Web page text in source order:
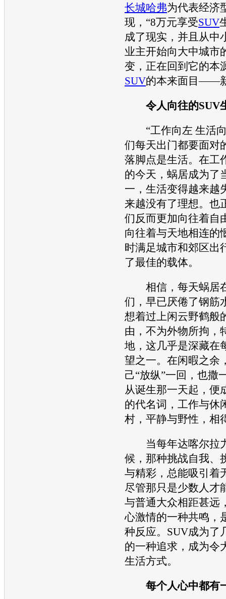
长城哈弗为代表经济
现，“8万元享受SUV
成了现实，并且从中
业主开始向大中城市
变，正在回到它的本
SUV的本来面目——
令人向往的SUV
“工作向左 生活向
们每天出门都要面对
落脚点是生活。在工
的今天，蜗居成为了
一，生活变得越来越
来越没有了理想。也
们反而更加向往着自
向往着与天地相连的
时满足城市和郊区出
了最佳的载体。
相信，每天蜗居
们，早已厌倦了钢筋
想着过上闲云野鹤般
由，不为外物所拘，
地，这几乎是深藏在
望之一。在闲暇之余
己“放纵”一回，也撒
从诞生那一天起，便
的代名词，工作与休
村，平静与野性，相
当每年达喀尔拉
候，那种挑战自我、
与精彩，总能吸引着
尽管那只是少数人才
与普通大众相距甚远
心激情的一种共鸣，
种反应。 SUV成为了
的一种追求，成为令
生活方式。
每个人心中都有